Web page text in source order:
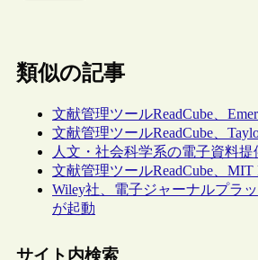
類似の記事
文献管理ツールReadCube、
文献管理ツールReadCube、
人文・社会科学系の電子資料提
文献管理ツールReadCube、MIT
Wiley社、電子ジャーナルプラ
が起動
サイト内検索